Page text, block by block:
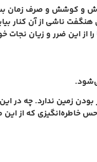
کوشش و صرف زمان
ناشی از آن کنار
این ضرر و زیان نجات
زمین ندارد. چه در
خاطره‌انگیزی که از